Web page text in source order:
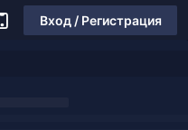
Вход / Регистрация